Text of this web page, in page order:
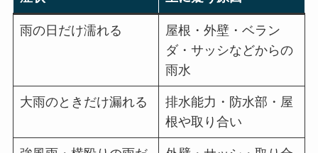
雨の日だけ濡れる
屋根・外壁・ベラン
ダ・サッシなどからの
雨水
大雨のときだけ漏れる
排水能力・防水部・屋
根や取り合い